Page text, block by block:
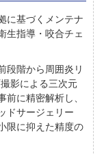
に基づくメンテナ
生指導・咬合チェ
段階から周囲炎リ
影による三次元
に精密解析し、
ドサージェリー
限に抑えた精度の